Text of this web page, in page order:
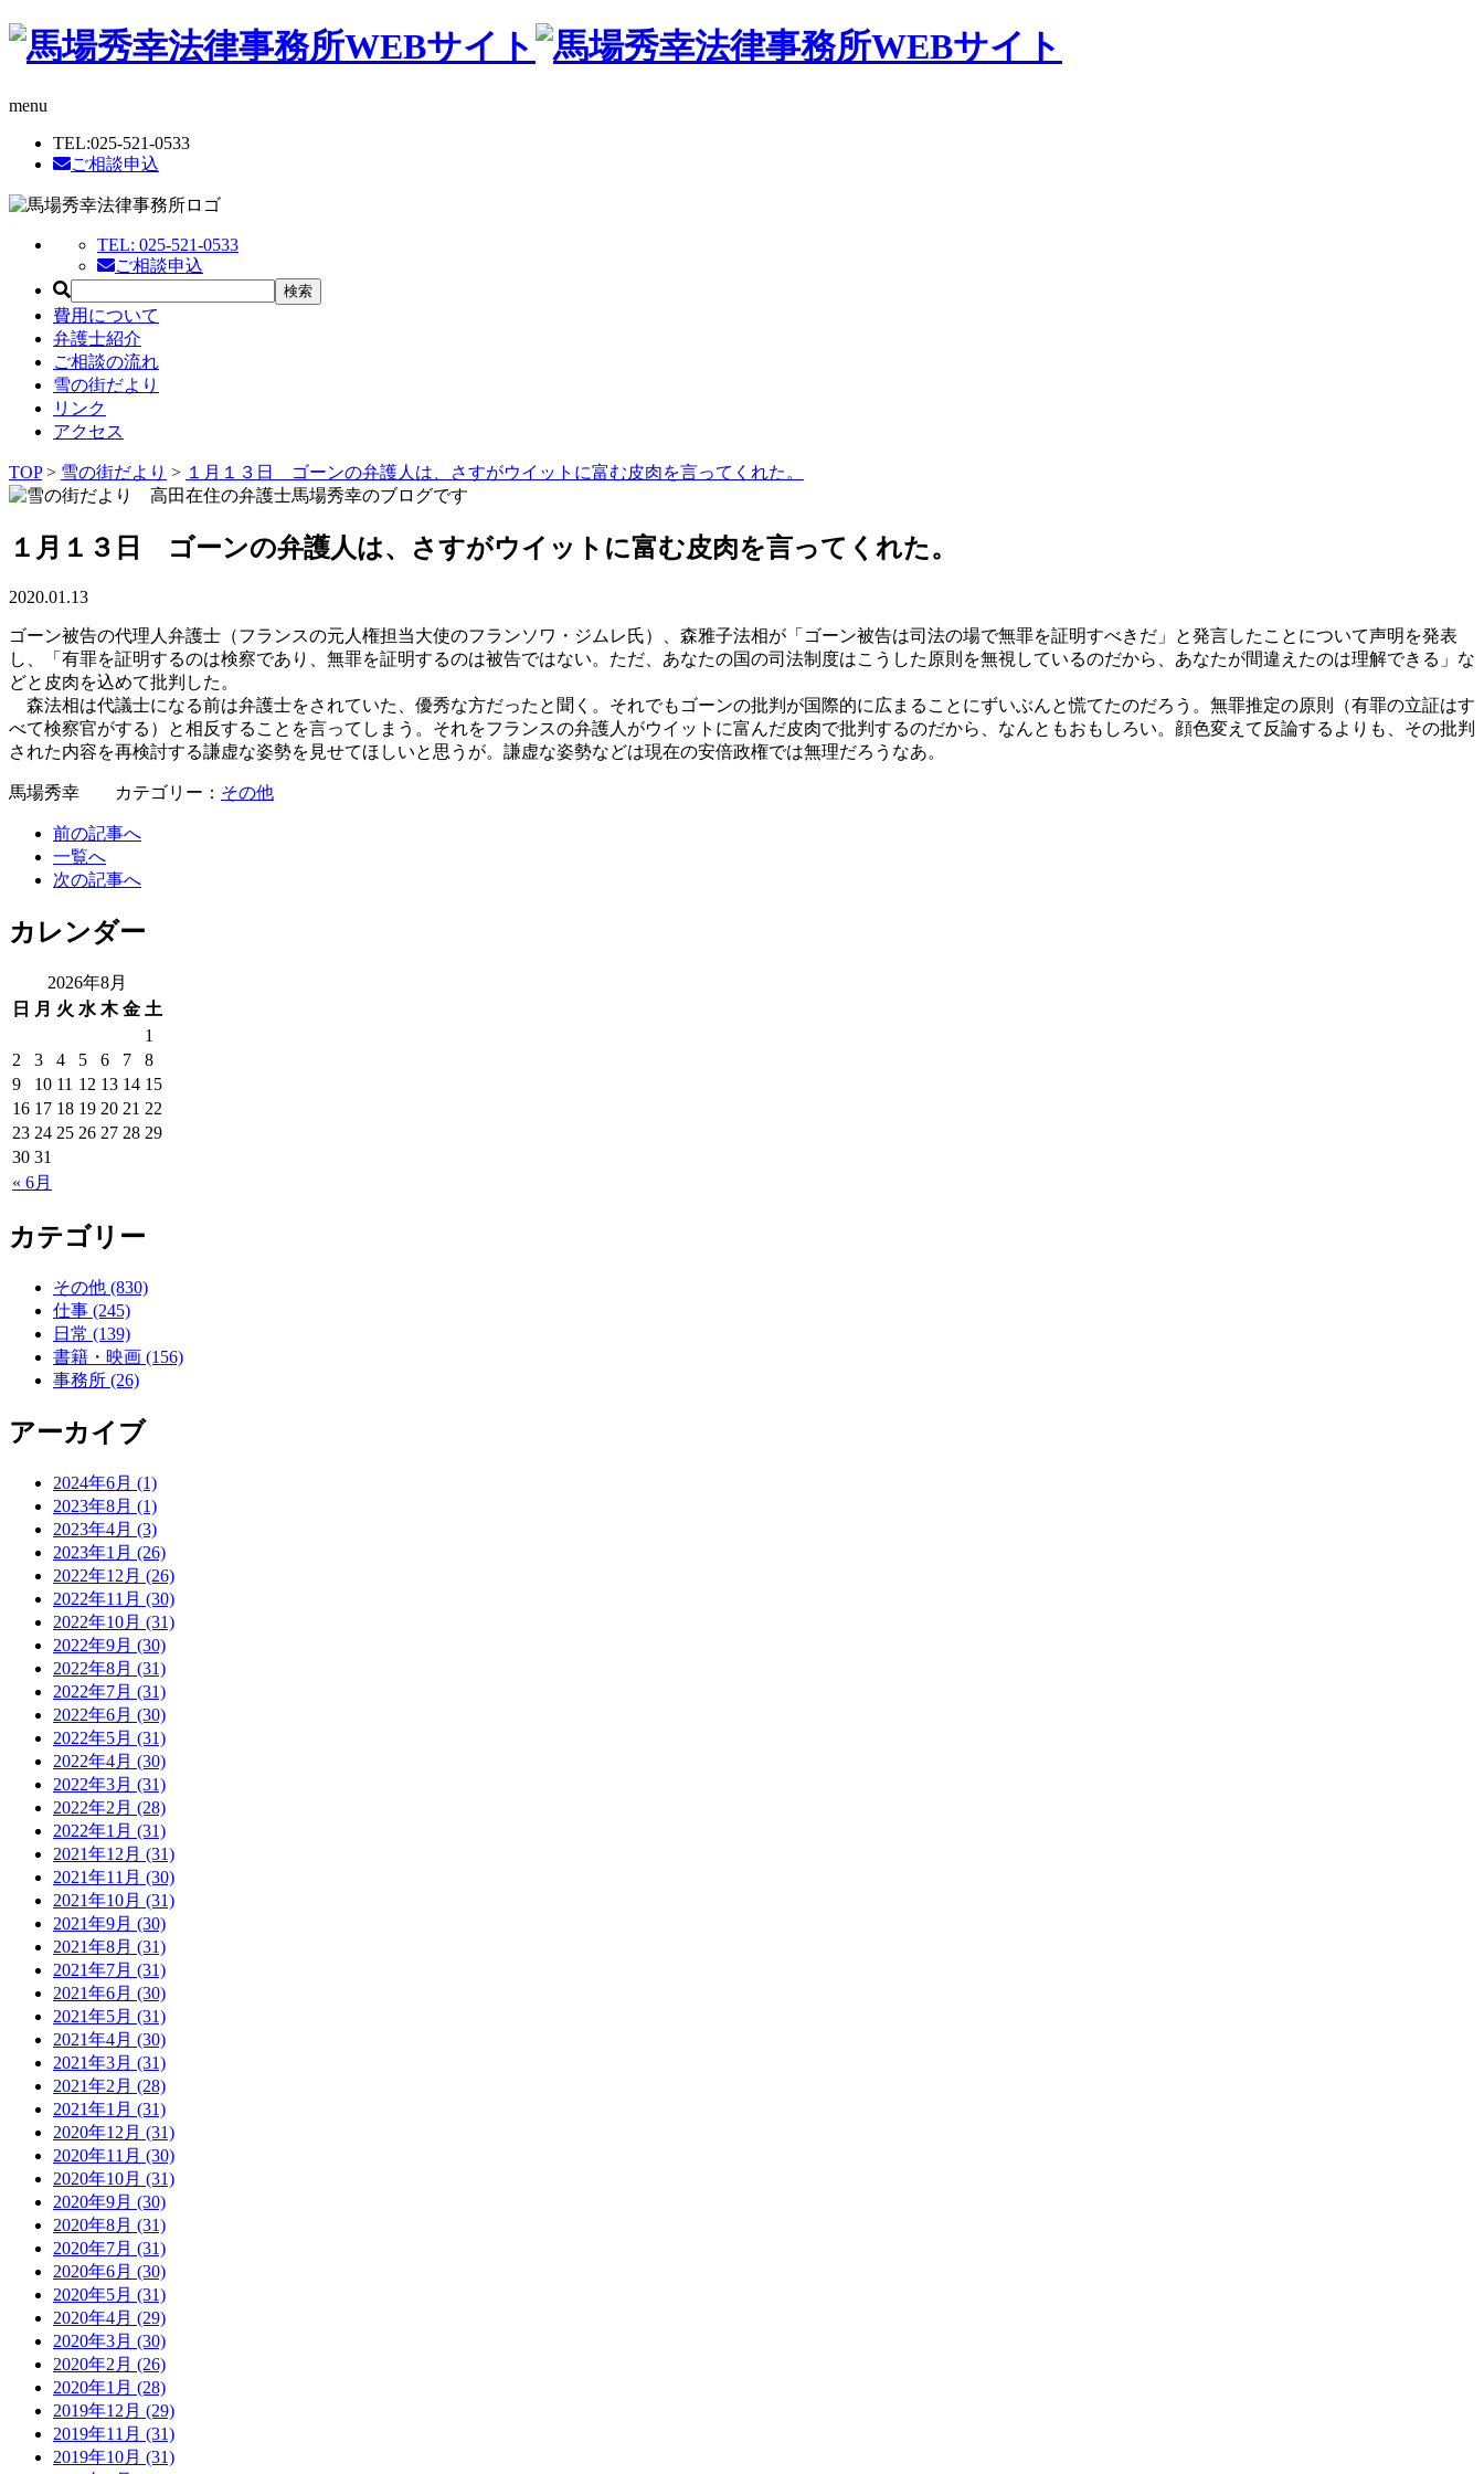
menu
TEL:025-521-0533
ご相談申込
TEL: 025-521-0533
ご相談申込
費用について
弁護士紹介
ご相談の流れ
雪の街だより
リンク
アクセス
TOP> 雪の街だより > １月１３日 ゴーンの弁護人は、さすがウイットに富む皮肉を言ってくれた。
１月１３日 ゴーンの弁護人は、さすがウイットに富む皮肉を言ってくれた。
2020.01.13
ゴーン被告の代理人弁護士（フランスの元人権担当大使のフランソワ・ジムレ氏）、森雅子法相が「ゴーン被告は司法の場で無罪を証明すべきだ」と発言したことについて声明を発表
し、「有罪を証明するのは検察であり、無罪を証明するのは被告ではない。ただ、あなたの国の司法制度はこうした原則を無視しているのだから、あなたが間違えたのは理解できる」な
どと皮肉を込めて批判した。
森法相は代議士になる前は弁護士をされていた、優秀な方だったと聞く。それでもゴーンの批判が国際的に広まることにずいぶんと慌てたのだろう。無罪推定の原則（有罪の立証はす
べて検察官がする）と相反することを言ってしまう。それをフランスの弁護人がウイットに富んだ皮肉で批判するのだから、なんともおもしろい。顔色変えて反論するよりも、その批判
された内容を再検討する謙虚な姿勢を見せてほしいと思うが。謙虚な姿勢などは現在の安倍政権では無理だろうなあ。
馬場秀幸 カテゴリー： その他
前の記事へ
一覧へ
次の記事へ
カレンダー
2026年8月
日
月 火 水 木 金 土
« 6月
1
2
3 4 5 6 7
8
9
10 11 12 13 14 15
16 17 18 19 20 21 22
23 24 25 26 27 28 29
30 31
カテゴリー
その他 (830)
仕事 (245)
日常 (139)
書籍・映画 (156)
事務所 (26)
アーカイブ
2024年6月 (1)
2023年8月 (1)
2023年4月 (3)
2023年1月 (26)
2022年12月 (26)
2022年11月 (30)
2022年10月 (31)
2022年9月 (30)
2022年8月 (31)
2022年7月 (31)
2022年6月 (30)
2022年5月 (31)
2022年4月 (30)
2022年3月 (31)
2022年2月 (28)
2022年1月 (31)
2021年12月 (31)
2021年11月 (30)
2021年10月 (31)
2021年9月 (30)
2021年8月 (31)
2021年7月 (31)
2021年6月 (30)
2021年5月 (31)
2021年4月 (30)
2021年3月 (31)
2021年2月 (28)
2021年1月 (31)
2020年12月 (31)
2020年11月 (30)
2020年10月 (31)
2020年9月 (30)
2020年8月 (31)
2020年7月 (31)
2020年6月 (30)
2020年5月 (31)
2020年4月 (29)
2020年3月 (30)
2020年2月 (26)
2020年1月 (28)
2019年12月 (29)
2019年11月 (31)
2019年10月 (31)